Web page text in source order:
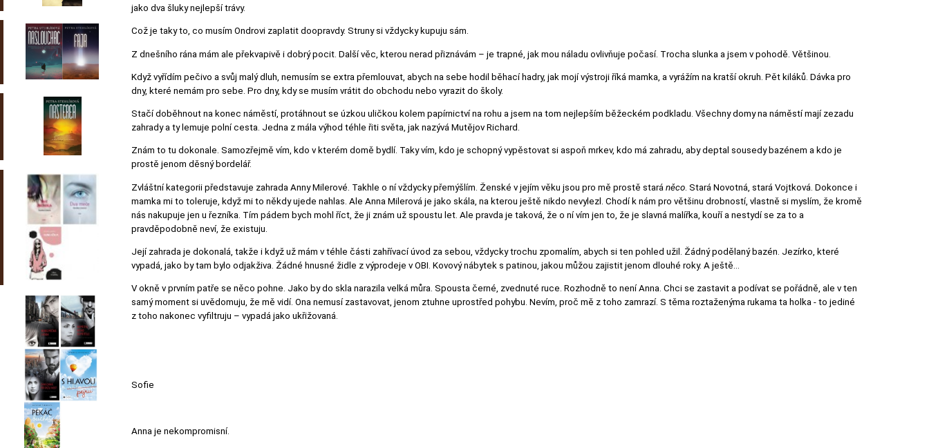
jako dva šluky nejlepší trávy.
Což je taky to, co musím Ondrovi zaplatit doopravdy. Struny si vždycky kupuju sám.
Z dnešního rána mám ale překvapivě i dobrý pocit. Další věc, kterou nerad přiznávám – je trapné, jak mou náladu ovlivňuje počasí. Trocha slunka a jsem v pohodě. Většinou.
Když vyřídím pečivo a svůj malý dluh, nemusím se extra přemlouvat, abych na sebe hodil běhací hadry, jak mojí výstroji říká mamka, a vyrážím na kratší okruh. Pět kiláků. Dávka pro
dny, které nemám pro sebe. Pro dny, kdy se musím vrátit do obchodu nebo vyrazit do školy.
Stačí doběhnout na konec náměstí, protáhnout se úzkou uličkou kolem papírnictví na rohu a jsem na tom nejlepším běžeckém podkladu. Všechny domy na náměstí mají zezadu
zahrady a ty lemuje polní cesta. Jedna z mála výhod téhle řiti světa, jak nazývá Mutějov Richard.
Znám to tu dokonale. Samozřejmě vím, kdo v kterém domě bydlí. Taky vím, kdo je schopný vypěstovat si aspoň mrkev, kdo má zahradu, aby deptal sousedy bazénem a kdo je
prostě jenom děsný bordelář.
Zvláštní kategorii představuje zahrada Anny Milerové. Takhle o ní vždycky přemýšlím. Ženské v jejím věku jsou pro mě prostě stará něco . Stará Novotná, stará Vojtková. Dokonce i
mamka mi to toleruje, když mi to někdy ujede nahlas. Ale Anna Milerová je jako skála, na kterou ještě nikdo nevylezl. Chodí k nám pro většinu drobností, vlastně si myslím, že kromě
nás nakupuje jen u řezníka. Tím pádem bych mohl říct, že ji znám už spoustu let. Ale pravda je taková, že o ní vím jen to, že je slavná malířka, kouří a nestydí se za to a
pravděpodobně neví, že existuju.
Její zahrada je dokonalá, takže i když už mám v téhle části zahřívací úvod za sebou, vždycky trochu zpomalím, abych si ten pohled užil. Žádný podělaný bazén. Jezírko, které
vypadá, jako by tam bylo odjakživa. Žádné hnusné židle z výprodeje v OBI. Kovový nábytek s patinou, jakou můžou zajistit jenom dlouhé roky. A ještě…
V okně v prvním patře se něco pohne. Jako by do skla narazila velká můra. Spousta černé, zvednuté ruce. Rozhodně to není Anna. Chci se zastavit a podívat se pořádně, ale v ten
samý moment si uvědomuju, že mě vidí. Ona nemusí zastavovat, jenom ztuhne uprostřed pohybu. Nevím, proč mě z toho zamrazí. S těma roztaženýma rukama ta holka - to jediné
z toho nakonec vyfiltruju – vypadá jako ukřižovaná.
Sofie
Anna je nekompromisní.